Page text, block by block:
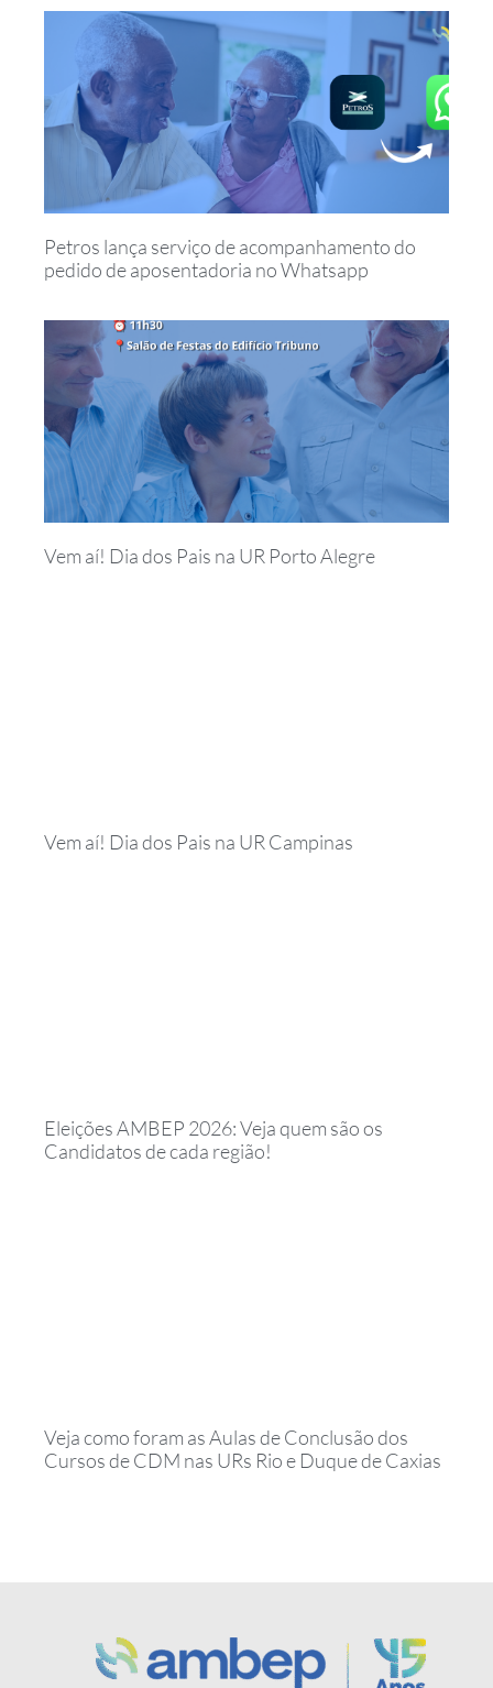
Petros lança serviço de acompanhamento do
pedido de aposentadoria no Whatsapp
Vem aí! Dia dos Pais na UR Porto Alegre
Vem aí! Dia dos Pais na UR Campinas
Eleições AMBEP 2026: Veja quem são os
Candidatos de cada região!
Veja como foram as Aulas de Conclusão dos
Cursos de CDM nas URs Rio e Duque de Caxias